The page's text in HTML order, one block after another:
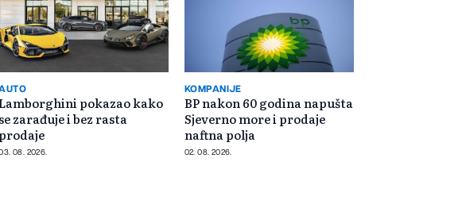
pokazao kako
zarađuje i bez rasta
prodaje
08. 2026.
KOMPANIJE
BP nakon 60 godina napušta
Sjeverno more i prodaje
naftna polja
02. 08. 2026.